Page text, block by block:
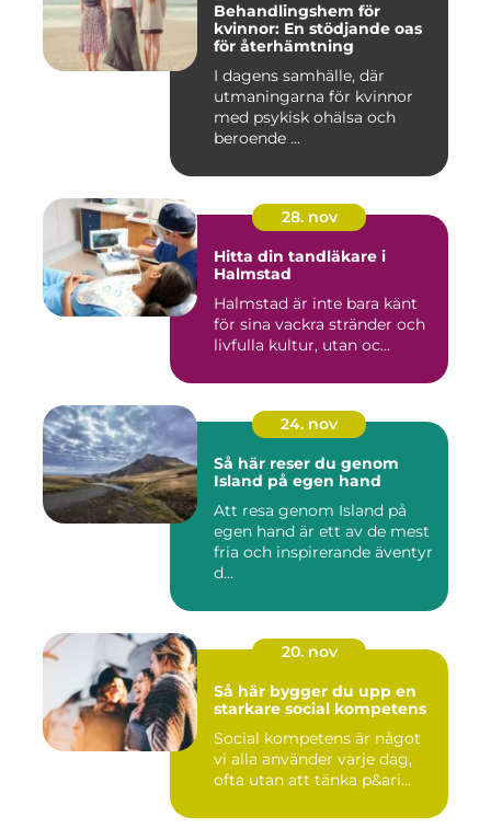
Behandlingshem för
kvinnor: En stödjande oas
för återhämtning
I dagens samhälle, där
utmaningarna för kvinnor
med psykisk ohälsa och
beroende ...
28. nov
Hitta din tandläkare i
Halmstad
Halmstad är inte bara känt
för sina vackra stränder och
livfulla kultur, utan oc...
24. nov
Så här reser du genom
Island på egen hand
Att resa genom Island på
egen hand är ett av de mest
fria och inspirerande äventyr
d...
20. nov
Så här bygger du upp en
starkare social kompetens
Social kompetens är något
vi alla använder varje dag,
ofta utan att tänka p&ari...